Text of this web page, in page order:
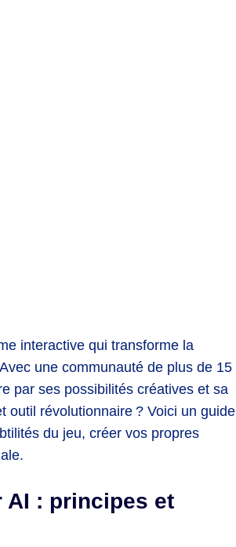
interactive qui transforme la
une communauté de plus de 15
par ses possibilités créatives et sa
outil révolutionnaire ? Voici un guide
du jeu, créer vos propres
AI : principes et